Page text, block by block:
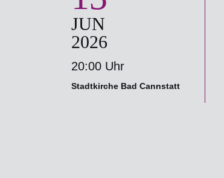
JUN
2026
20:00 Uhr
Stadtkirche Bad Cannstatt